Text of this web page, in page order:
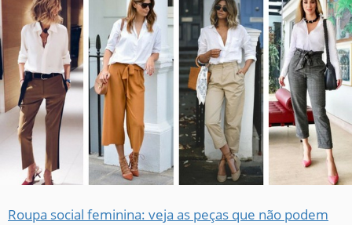
Roupa social feminina: veja as peças que não podem